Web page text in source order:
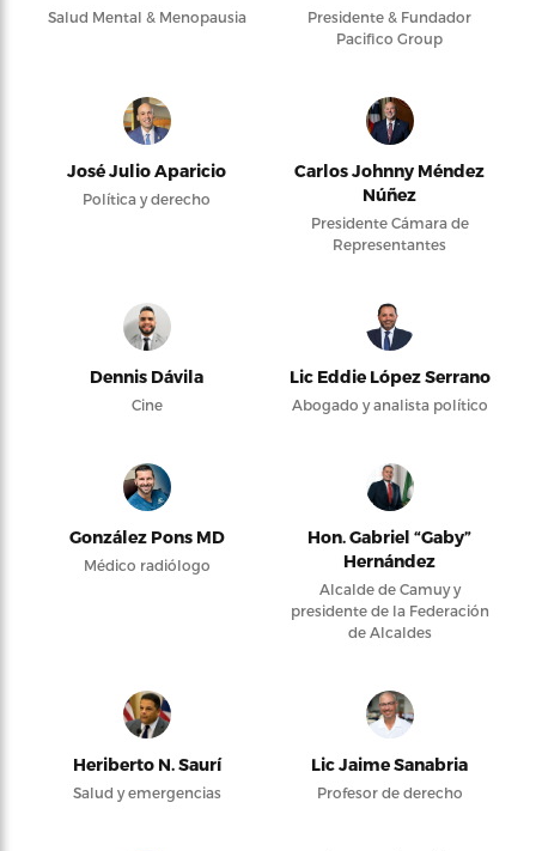
Salud Mental & Menopausia
Presidente & Fundador
Pacifico Group
José Julio Aparicio
Política y derecho
Carlos Johnny Méndez
Núñez
Presidente Cámara de
Representantes
Dennis Dávila
Cine
Lic Eddie López Serrano
Abogado y analista político
González Pons MD
Médico radiólogo
Hon. Gabriel “Gaby”
Hernández
Alcalde de Camuy y
presidente de la Federación
de Alcaldes
Heriberto N. Saurí
Salud y emergencias
Lic Jaime Sanabria
Profesor de derecho